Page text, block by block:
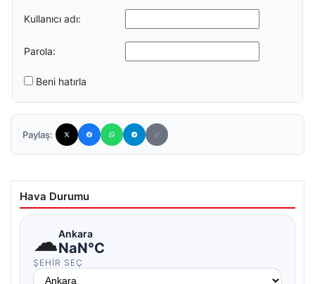
Kullanıcı adı:
Parola:
Beni hatırla
Paylaş:
Hava Durumu
☁Ankara
NaN°C
ŞEHIR SEÇ